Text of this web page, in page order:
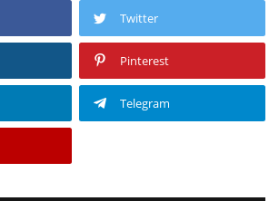
Twitter
Pinterest
Telegram